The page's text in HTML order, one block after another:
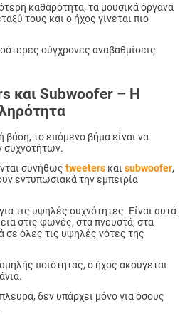
καθαρότητα, τα μουσικά όργανα
τους και ο ήχος γίνεται πιο
σύγχρονες αναβαθμίσεις
και Subwoofer – Η
το επόμενο βήμα είναι να
συχνοτήτων.
συνήθως tweeters και subwoofer,
εντυπωσιακά την εμπειρία
τις υψηλές συχνότητες. Είναι αυτά
στις φωνές, στα πνευστά, στα
σε όλες τις υψηλές νότες της
ποιότητας, ο ήχος ακούγεται
δεν υπάρχει μόνο για όσους